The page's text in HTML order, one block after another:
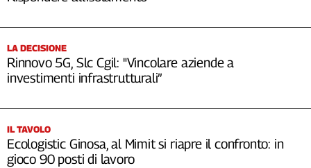
LA DECISIONE
Rinnovo 5G, Slc Cgil: "Vincolare aziende a
investimenti infrastrutturali”
IL TAVOLO
Ecologistic Ginosa, al Mimit si riapre il confronto: in
gioco 90 posti di lavoro